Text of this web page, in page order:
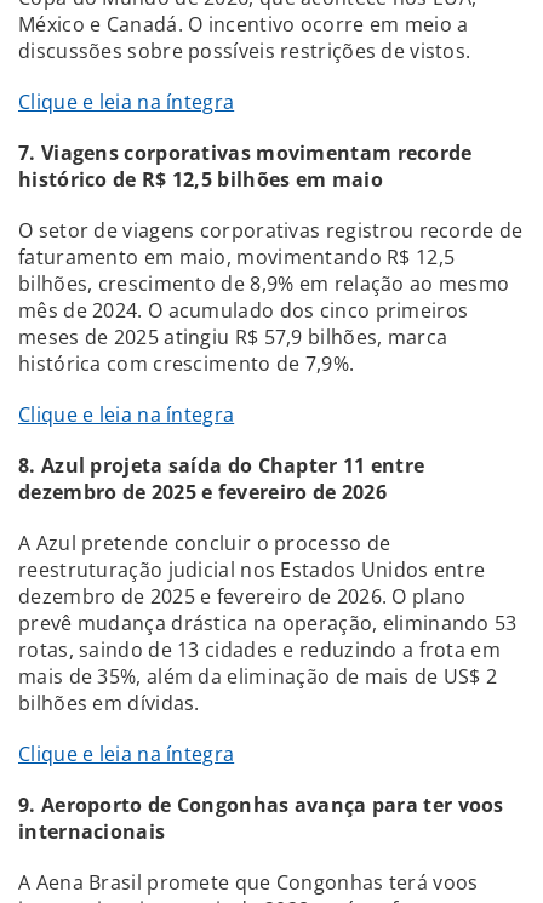
México e Canadá. O incentivo ocorre em meio a
discussões sobre possíveis restrições de vistos.
Clique e leia na íntegra
7. Viagens corporativas movimentam recorde
histórico de R$ 12,5 bilhões em maio
O setor de viagens corporativas registrou recorde de
faturamento em maio, movimentando R$ 12,5
bilhões, crescimento de 8,9% em relação ao mesmo
mês de 2024. O acumulado dos cinco primeiros
meses de 2025 atingiu R$ 57,9 bilhões, marca
histórica com crescimento de 7,9%.
Clique e leia na íntegra
8. Azul projeta saída do Chapter 11 entre
dezembro de 2025 e fevereiro de 2026
A Azul pretende concluir o processo de
reestruturação judicial nos Estados Unidos entre
dezembro de 2025 e fevereiro de 2026. O plano
prevê mudança drástica na operação, eliminando 53
rotas, saindo de 13 cidades e reduzindo a frota em
mais de 35%, além da eliminação de mais de US$ 2
bilhões em dívidas.
Clique e leia na íntegra
9. Aeroporto de Congonhas avança para ter voos
internacionais
A Aena Brasil promete que Congonhas terá voos